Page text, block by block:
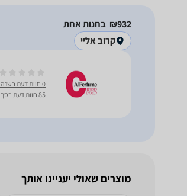
932‏₪
בחנות אחת
קרוב אליי
0 חוות דעת בשנה האחרונה
85 חוות דעת בסך הכל
מוצרים שאולי יעניינו אותך